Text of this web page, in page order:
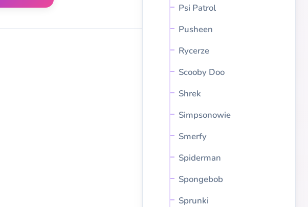
Psi Patrol
Pusheen
Rycerze
Scooby Doo
Shrek
Simpsonowie
Smerfy
Spiderman
Spongebob
Sprunki